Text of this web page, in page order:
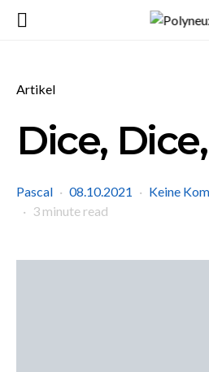
Artikel
Dice,
Pascal 08.10.2021 Keine
3 minute read